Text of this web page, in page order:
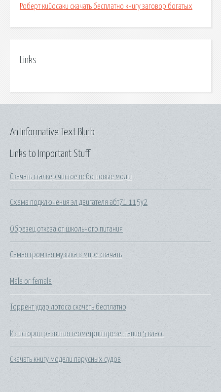
Роберт кийосаки скачать бесплатно книгу заговор богатых
Links
Links to Important Stuff
Скачать сталкер чистое небо новые моды
Схема подключения эл двигателя абт71 115у2
Образец отказа от школьного питания
Самая громкая музыка в мире скачать
Male or female
Торрент удар лотоса скачать бесплатно
Из истории развития геометрии презентация 5 класс
Скачать книгу модели парусных судов
An Informative Text Blurb